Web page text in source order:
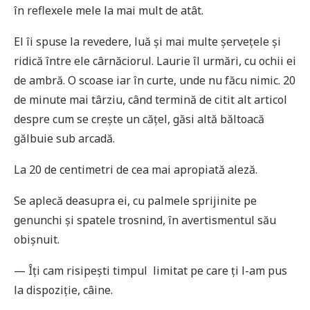
în reflexele mele la mai mult de atât.
El îi spuse la revedere, luă și mai multe șervețele și
ridică între ele cârnăciorul. Laurie îl urmări, cu ochii ei
de ambră. O scoase iar în curte, unde nu făcu nimic. 20
de minute mai târziu, când termină de citit alt articol
despre cum se crește un cățel, găsi altă băltoacă
gălbuie sub arcadă.
La 20 de centimetri de cea mai apropiată aleză.
Se aplecă deasupra ei, cu palmele sprijinite pe
genunchi și spatele trosnind, în avertismentul său
obișnuit.
— Îți cam risipești timpul limitat pe care ți l-am pus
la dispoziție, câine.